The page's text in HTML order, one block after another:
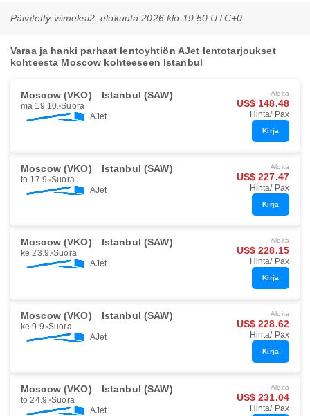
Päivitetty viimeksi2. elokuuta 2026 klo 19.50 UTC+0
Varaa ja hanki parhaat lentoyhtiön AJet lentotarjoukset
kohteesta Moscow kohteeseen Istanbul
Moscow (VKO) Istanbul (SAW)
ma 19.10. Suora
AJet
Aloita
US$ 148.48
Hinta/ Pax
Kirja
Moscow (VKO) Istanbul (SAW)
to 17.9. Suora
AJet
Aloita
US$ 227.47
Hinta/ Pax
Kirja
Moscow (VKO) Istanbul (SAW)
ke 23.9. Suora
AJet
Aloita
US$ 228.15
Hinta/ Pax
Kirja
Moscow (VKO) Istanbul (SAW)
ke 9.9. Suora
AJet
Aloita
US$ 228.62
Hinta/ Pax
Kirja
Moscow (VKO) Istanbul (SAW)
to 24.9. Suora
AJet
Aloita
US$ 231.04
Hinta/ Pax